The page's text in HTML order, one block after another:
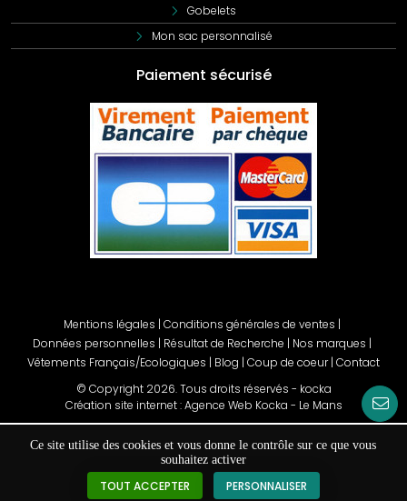
Gobelets
Mon sac personnalisé
Paiement sécurisé
Mentions légales | Conditions générales de ventes |
Données personnelles | Résultat de Recherche | Nos marques |
Vêtements Français/Ecologiques | Blog | Coup de coeur| Contact
© Copyright 2026. Tous droits réservés - kocka
Création site internet : Agence Web Kocka - Le Mans
Ce site utilise des cookies et vous donne le contrôle sur ce que vous
souhaitez activer
TOUT ACCEPTER PERSONNALISER